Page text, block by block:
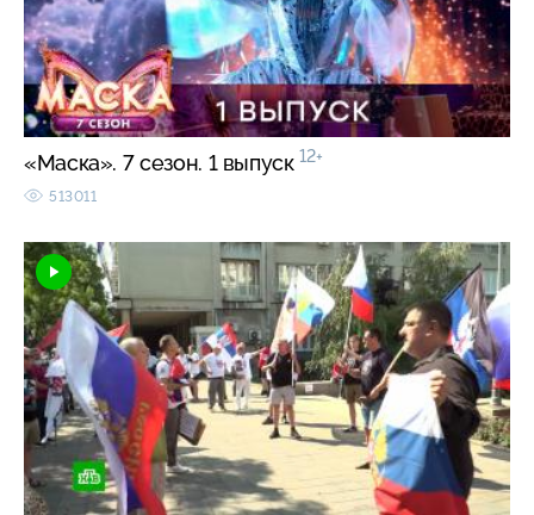
«Маска». 7 сезон. 1 выпуск 12+
513011